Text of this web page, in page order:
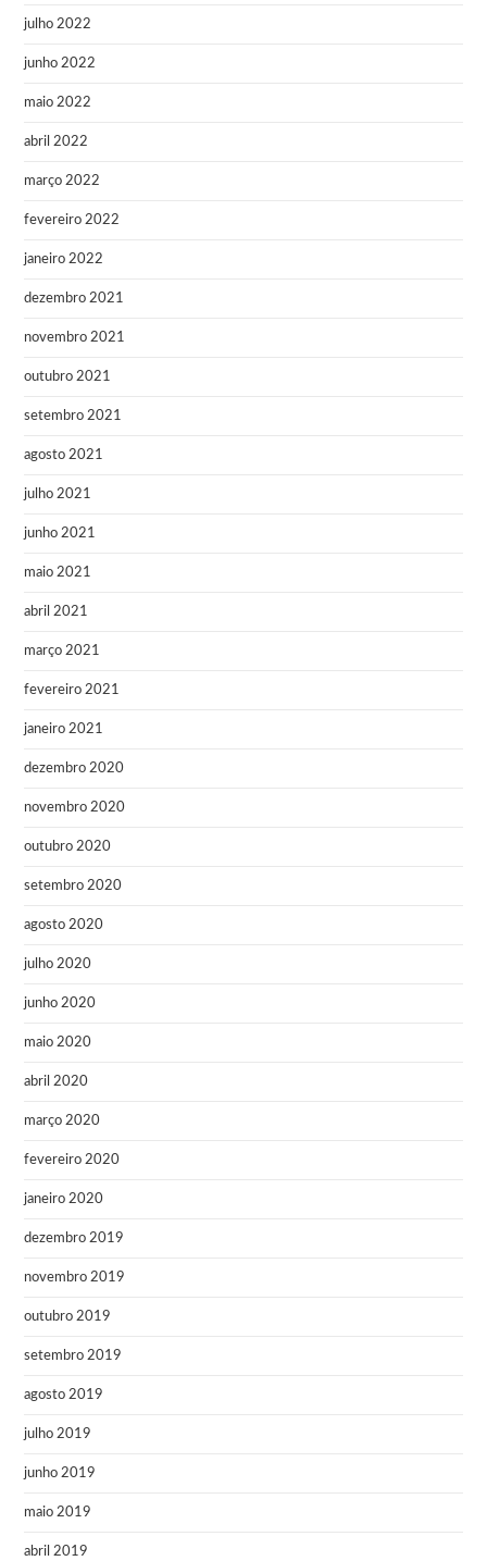
julho 2022
junho 2022
maio 2022
abril 2022
março 2022
fevereiro 2022
janeiro 2022
dezembro 2021
novembro 2021
outubro 2021
setembro 2021
agosto 2021
julho 2021
junho 2021
maio 2021
abril 2021
março 2021
fevereiro 2021
janeiro 2021
dezembro 2020
novembro 2020
outubro 2020
setembro 2020
agosto 2020
julho 2020
junho 2020
maio 2020
abril 2020
março 2020
fevereiro 2020
janeiro 2020
dezembro 2019
novembro 2019
outubro 2019
setembro 2019
agosto 2019
julho 2019
junho 2019
maio 2019
abril 2019